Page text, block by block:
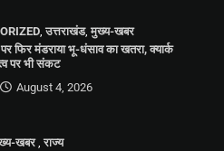
,उत्तराखंड,मुख्य-खबर
पर फिर मंडराया भू-धंसाव का खतरा, क्यार्क
पर भी संकट
August 4, 2026
खबर,राज्य